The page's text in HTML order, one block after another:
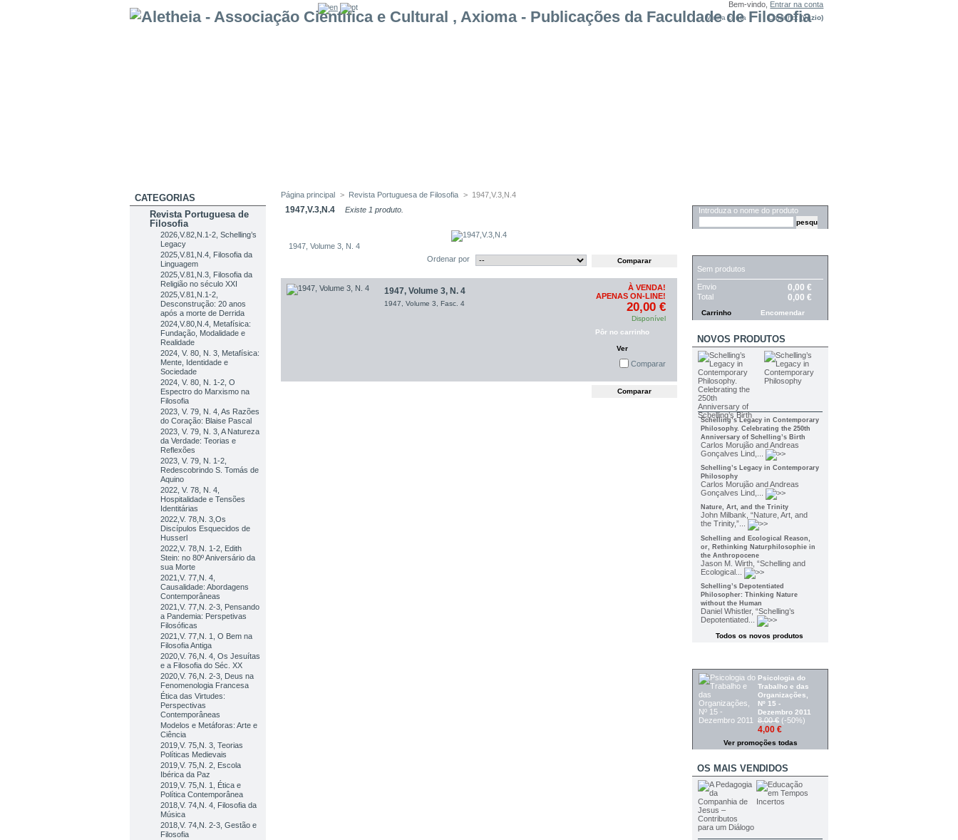
Bem-vindo, Entrar na conta
Carrinho: (vazio)
Minha conta
CATEGORIAS
Revista Portuguesa de
Filosofia
2026,V.82,N.1-2, Schelling’s
Legacy
2025,V.81,N.4, Filosofia da
Linguagem
2025,V.81,N.3, Filosofia da
Religião no século XXI
2025,V.81,N.1-2,
Desconstrução: 20 anos
após a morte de Derrida
2024,V.80,N.4, Metafísica:
Fundação, Modalidade e
Realidade
2024, V. 80, N. 3, Metafísica:
Mente, Identidade e
Sociedade
2024, V. 80, N. 1-2, O
Espectro do Marxismo na
Filosofia
2023, V. 79, N. 4, As Razões
do Coração: Blaise Pascal
2023, V. 79, N. 3, A Natureza
da Verdade: Teorias e
Reflexões
2023, V. 79, N. 1-2,
Redescobrindo S. Tomás de
Aquino
2022, V. 78, N. 4,
Hospitalidade e Tensões
Identitárias
2022,V. 78,N. 3,Os
Discípulos Esquecidos de
Husserl
2022,V. 78,N. 1-2, Edith
Stein: no 80º Aniversário da
sua Morte
2021,V. 77,N. 4,
Causalidade: Abordagens
Contemporâneas
2021,V. 77,N. 2-3, Pensando
a Pandemia: Perspetivas
Filosóficas
2021,V. 77,N. 1, O Bem na
Filosofia Antiga
2020,V. 76,N. 4, Os Jesuítas
e a Filosofia do Séc. XX
2020,V. 76,N. 2-3, Deus na
Fenomenologia Francesa
Ética das Virtudes:
Perspectivas
Contemporâneas
Modelos e Metáforas: Arte e
Ciência
2019,V. 75,N. 3, Teorias
Políticas Medievais
2019,V. 75,N. 2, Escola
Ibérica da Paz
2019,V. 75,N. 1, Ética e
Política Contemporânea
2018,V. 74,N. 4, Filosofia da
Música
2018,V. 74,N. 2-3, Gestão e
Filosofia
Página principal > Revista Portuguesa de Filosofia > 1947,V.3,N.4
1947,V.3,N.4 Existe 1 produto.
1947, Volume 3, N. 4
Ordenar por
1947, Volume 3, N. 4
1947, Volume 3, Fasc. 4
À VENDA!
APENAS ON-LINE!
20,00 €
Disponível
Pôr no carrinho
Ver
Comparar
Introduza o nome do produto
Sem produtos
Envio 0,00 €
Total 0,00 €
Carrinho Encomendar
NOVOS PRODUTOS
Schelling’s Legacy in Contemporary
Philosophy. Celebrating the 250th
Anniversary of Schelling’s Birth
Carlos Morujão and Andreas
Gonçalves Lind,...
Schelling’s Legacy in Contemporary
Philosophy
Carlos Morujão and Andreas
Gonçalves Lind,...
Nature, Art, and the Trinity
John Milbank, “Nature, Art, and
the Trinity,”...
Schelling and Ecological Reason,
or, Rethinking Naturphilosophie in
the Anthropocene
Jason M. Wirth, “Schelling and
Ecological...
Schelling’s Depotentiated
Philosopher: Thinking Nature
without the Human
Daniel Whistler, “Schelling’s
Depotentiated...
Todos os novos produtos
Psicologia do
Trabalho e das
Organizações,
Nº 15 -
Dezembro 2011
8,00 € (-50%)
4,00 €
Ver promoções todas
OS MAIS VENDIDOS